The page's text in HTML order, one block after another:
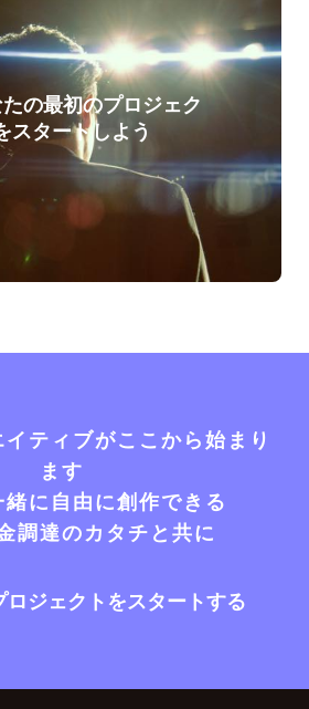
の最初のプロジェク
スタートしよう
ティブがここから始まり
ます
に自由に創作できる
調達のカタチと共に
ロジェクトをスタートする